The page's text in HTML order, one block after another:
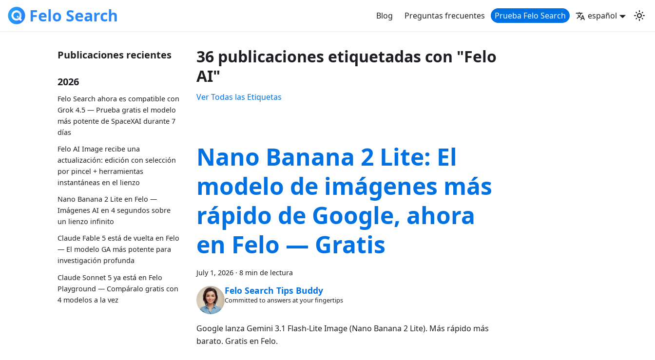
Felo Search Blog Preguntas frecuentes Prueba Felo Search español
Publicaciones recientes
2026
Felo Search ahora es compatible con
Grok 4.5 — Prueba gratis el modelo
más potente de SpaceXAI durante 7
días
Felo AI Image recibe una
actualización: edición con selección
por pincel + herramientas
instantáneas en el lienzo
Nano Banana 2 Lite en Felo —
Imágenes AI en 4 segundos sobre
un lienzo infinito
Claude Fable 5 está de vuelta en Felo
— El modelo GA más potente para
investigación profunda
Claude Sonnet 5 ya está en Felo
Playground — Compáralo gratis con
4 modelos a la vez
36 publicaciones etiquetadas con "Felo
AI"
Ver Todas las Etiquetas
Nano Banana 2 Lite: El
modelo de imágenes más
rápido de Google, ahora
en Felo — Gratis
July 1, 2026 · 8 min de lectura
Felo Search Tips Buddy
Committed to answers at your fingertips
Google lanza Gemini 3.1 Flash-Lite Image (Nano Banana 2 Lite). Más rápido más
barato. Gratis en Felo.